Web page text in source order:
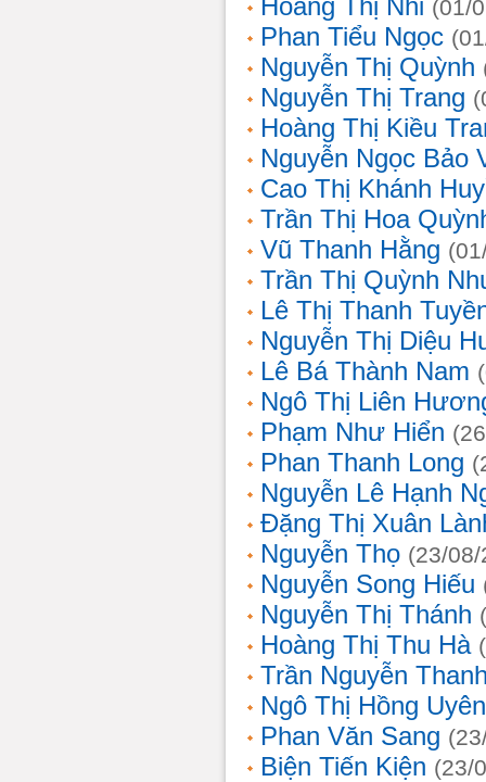
Hoàng Thị Nhi (01/
Phan Tiểu Ngọc
Nguyễn Thị Quỳnh
Nguyễn Thị Trang
Hoàng Thị Kiều
Nguyễn Ngọc Bảo
Cao Thị Khánh
Trần Thị Hoa
Vũ Thanh Hằng
Trần Thị Quỳnh
Lê Thị Thanh
Nguyễn Thị Diệu
Lê Bá Thành Nam
Ngô Thị Liên
Phạm Như Hiển
Phan Thanh Long
Nguyễn Lê Hạnh
Đặng Thị Xuân
Nguyễn Thọ (23/
Nguyễn Song Hiếu
Nguyễn Thị Thánh
Hoàng Thị Thu Hà
Trần Nguyễn
Ngô Thị Hồng Uyên
Phan Văn Sang
Biện Tiến Kiện (23/